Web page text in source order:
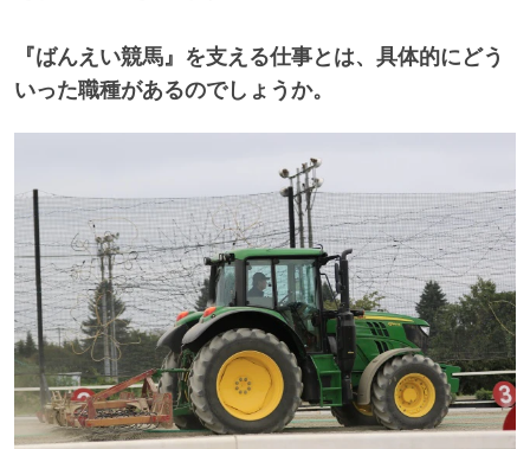
『ばんえい競馬』を支える仕事とは、具体的にどう
いった職種があるのでしょうか。